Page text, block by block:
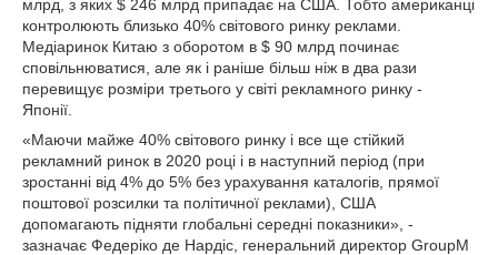
млрд, з яких $ 246 млрд припадає на США. Тобто американці
контролюють близько 40% світового ринку реклами.
Медіаринок Китаю з оборотом в $ 90 млрд починає
сповільнюватися, але як і раніше більш ніж в два рази
перевищує розміри третього у світі рекламного ринку -
Японії.
«Маючи майже 40% світового ринку і все ще стійкий
рекламний ринок в 2020 році і в наступний період (при
зростанні від 4% до 5% без урахування каталогів, прямої
поштової розсилки та політичної реклами), США
допомагають підняти глобальні середні показники», -
зазначає Федеріко де Нардіс, генеральний директор GroupM